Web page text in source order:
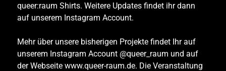
queer:raum Shirts. Weitere Updates findet ihr dann
auf unserem Instagram Account.
Mehr über unsere bisherigen Projekte findet Ihr auf
unserem Instagram Account @queer_raum und auf
der Webseite www.queer-raum.de. Die Veranstaltung